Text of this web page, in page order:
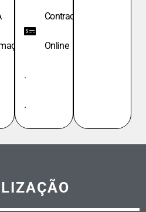
Contracheque
Online
.
.